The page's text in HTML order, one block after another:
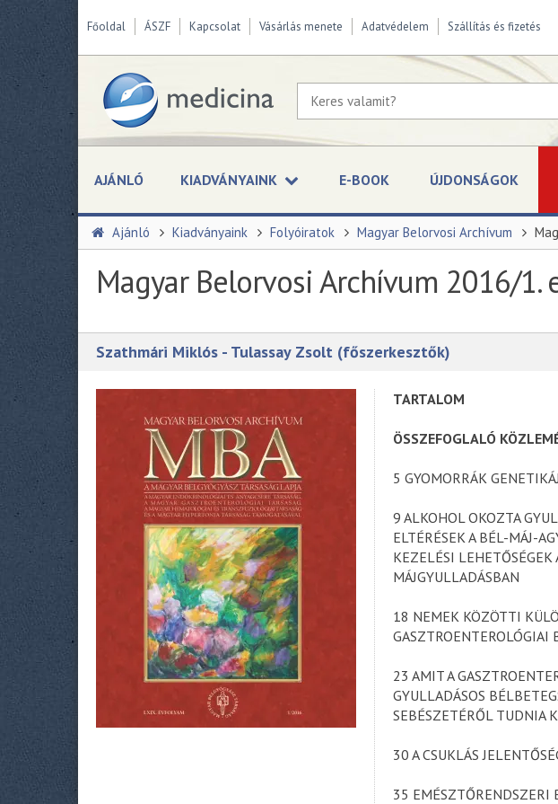
Főoldal ÁSZF Kapcsolat Vásárlás menete Adatvédelem Szállítás és fizetés
AJÁNLÓ KIADVÁNYAINK E-BOOK ÚJDONSÁGOK
Ajánló Kiadványaink Folyóiratok Magyar Belorvosi Archívum
Magyar Belorvosi Archívum 2016/1.
Szathmári Miklós - Tulassay Zsolt (főszerkesztők)
TARTALOM
ÖSSZEFOGLALÓ
5 GYOMORRÁK
9 ALKOHOL OKOZTA
ELTÉRÉSEK A BÉL-MÁJ-
KEZELÉSI LEHETŐSÉGEK
MÁJGYULLADÁSBAN
18 NEMEK KÖZÖTTI
GASZTROENTEROLÓGIAI
23 AMIT A
GYULLADÁSOS
SEBÉSZETÉRŐL TUDNIA
30 A CSUKLÁS
35 EMÉSZTŐRENDSZERI